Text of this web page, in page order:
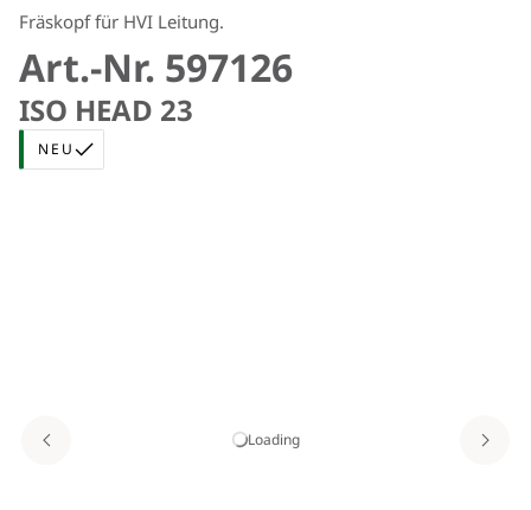
Fräskopf für HVI Leitung.
Art.-Nr. 597126
ISO HEAD 23
NEU
Loading